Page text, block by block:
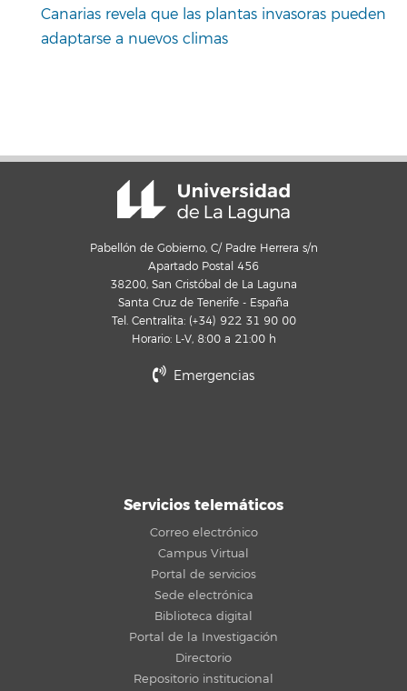
Canarias revela que las plantas invasoras pueden
adaptarse a nuevos climas
Pabellón de Gobierno, C/ Padre Herrera s/n
Apartado Postal 456
38200, San Cristóbal de La Laguna
Santa Cruz de Tenerife - España
Tel. Centralita: (+34) 922 31 90 00
Horario: L-V, 8:00 a 21:00 h
Emergencias
Servicios telemáticos
Correo electrónico
Campus Virtual
Portal de servicios
Sede electrónica
Biblioteca digital
Portal de la Investigación
Directorio
Repositorio institucional